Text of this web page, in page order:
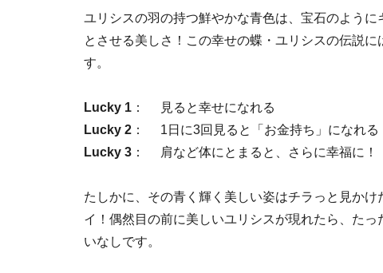
ユリシスの羽の持つ鮮やかな青色は、宝石のよう
とさせる美しさ！この幸せの蝶・ユリシスの伝説
す。
Lucky 1 ： 見ると幸せになれる
Lucky 2 ： 1日に3回見ると「お金持ち」になれる
Lucky 3 ： 肩など体にとまると、さらに幸福に！
たしかに、その青く輝く美しい姿はチラっと見か
イ！偶然目の前に美しいユリシスが現れたら、た
いなしです。